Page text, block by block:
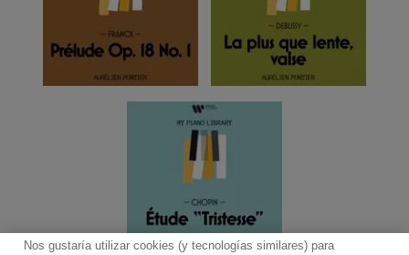
Nos gustaría utilizar cookies (y tecnologías similares) para